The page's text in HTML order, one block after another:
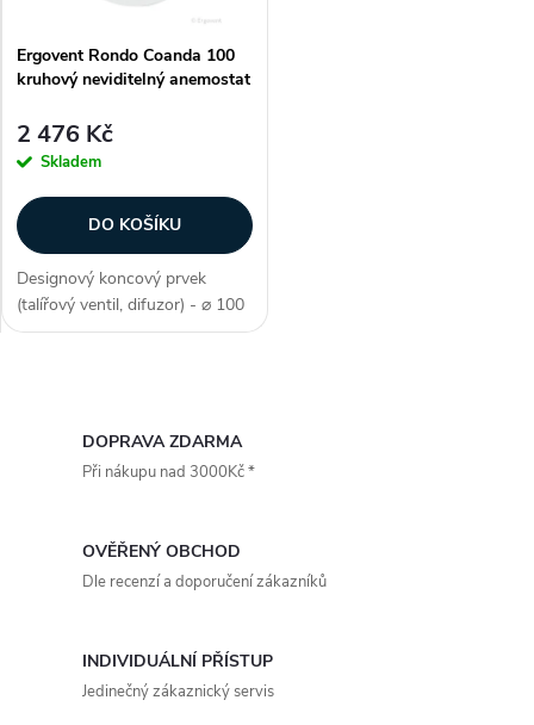
ů
Ergovent Rondo Coanda 100
kruhový neviditelný anemostat
2 476 Kč
Skladem
DO KOŠÍKU
Designový koncový prvek
(talířový ventil, difuzor) - ⌀ 100
mm, barva bílá, materiál sádra,
DOPRAVA ZDARMA
Při nákupu nad 3000Kč *
OVĚŘENÝ OBCHOD
Dle recenzí a doporučení zákazníků
INDIVIDUÁLNÍ PŘÍSTUP
Jedinečný zákaznický servis